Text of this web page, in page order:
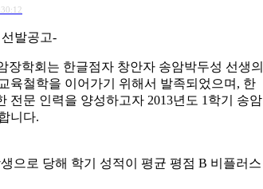
발공고-
장학회는 한글점자 창안자 송암박두성 선생의
육철학을 이어가기 위해서 발족되었으며, 한
전문 인력을 양성하고자 2013년도 1학기 송암
니다.
으로 당해 학기 성적이 평균 평점 B 비플러스